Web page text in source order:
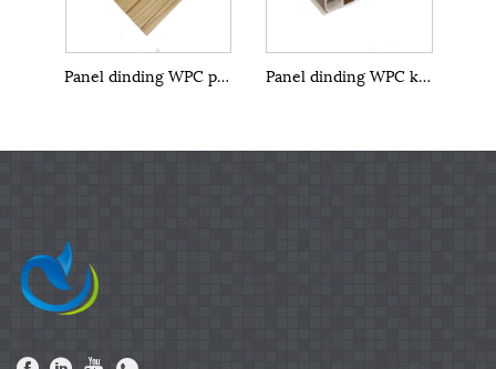
Panel dinding WPC pemasangan mudah Panel dinding WPC kalis bunyi